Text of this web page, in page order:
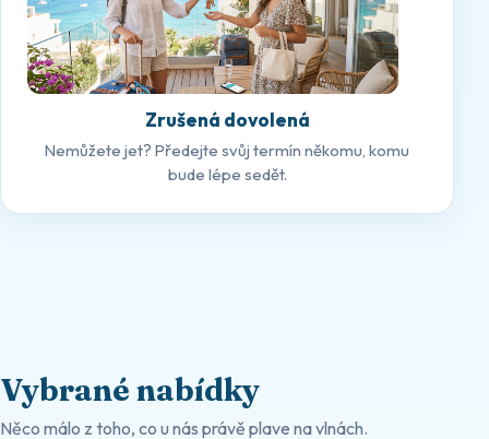
Zrušená dovolená
Nemůžete jet? Předejte svůj termín někomu, komu
bude lépe sedět.
Vybrané nabídky
Něco málo z toho, co u nás právě plave na vlnách.